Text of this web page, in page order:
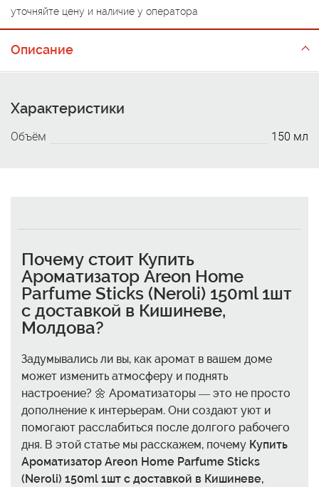
уточняйте цену и наличие у оператора
Описание
Характеристики
Объём 150 мл
Почему стоит Купить
Ароматизатор Areon Home
Parfume Sticks (Neroli) 150ml 1шт
с доставкой в Кишиневе,
Молдова?
Задумывались ли вы, как аромат в вашем доме
может изменить атмосферу и поднять
настроение? 🌼 Ароматизаторы — это не просто
дополнение к интерьерам. Они создают уют и
помогают расслабиться после долгого рабочего
дня. В этой статье мы расскажем, почему Купить
Ароматизатор Areon Home Parfume Sticks
(Neroli) 150ml 1шт с доставкой в Кишиневе,